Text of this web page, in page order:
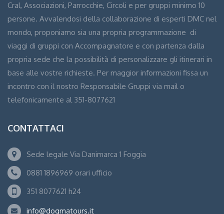
Cral, Associazioni, Parrocchie, Circoli e per gruppi minimo 10
persone. Avvalendosi della collaborazione di esperti DMC nel
mondo, proponiamo sia una propria programmazione di
viaggi di gruppi con Accompagnatore e con partenza dalla
propria sede che la possibilità di personalizzare gli itinerari in
base alle vostre richieste. Per maggior informazioni fissa un
incontro con il nostro Responsabile Gruppi via mail o
telefonicamente al 351-8077621
CONTATTACI
Sede legale Via Danimarca 1 Foggia
0881 1896969 orari ufficio
351 8077621 h24
info@dogmatours.it